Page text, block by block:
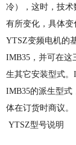
冷），这时，技
有所变化，具体变
YTSZ变频电机的
IMB35 ，并可在
生其它安装型式。
IMB35的派生型式
体在订货时商议。
YTSZ型号说明